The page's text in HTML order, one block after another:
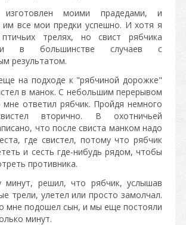
моими прадедами, и
им все мои предки успешно. И хотя я
трелях, но свист рябчика
и в большинстве случаев с
результатом.
на подходе к "рябчиной дорожке"
в манок. С небольшим перерывом
мне ответил рябчик. Пройдя немного
вторично. В охотничьей
что после свиста манком надо
где свистел, потому что рябчик
и сесть где-нибудь рядом, чтобы
противника.
минут, решил, что рябчик, услышав
трели, улетел или просто замолчал.
мне подошел сын, и мы еще постояли
минут.